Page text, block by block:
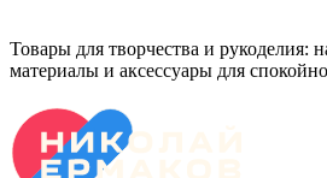
Товары для творчества и рукоделия:
материалы и аксессуары для